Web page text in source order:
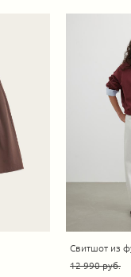
Свитшот из
12 990 pуб.